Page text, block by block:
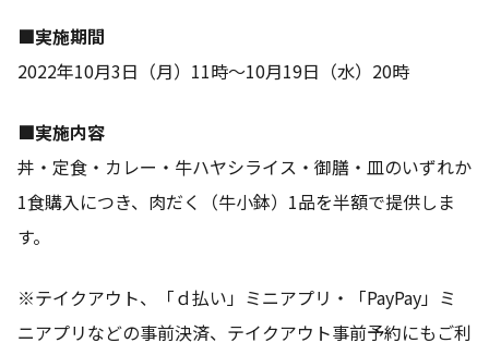
■実施期間
2022年10月3日（月）11時～10月19日（水）20時
■実施内容
丼・定食・カレー・牛ハヤシライス・御膳・皿のいずれか
1食購入につき、肉だく（牛小鉢）1品を半額で提供しま
す。
※テイクアウト、「ｄ払い」ミニアプリ・「PayPay」ミ
ニアプリなどの事前決済、テイクアウト事前予約にもご利